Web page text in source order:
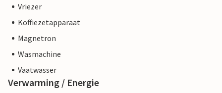
Vriezer
Koffiezetapparaat
Magnetron
Wasmachine
Vaatwasser
Verwarming / Energie